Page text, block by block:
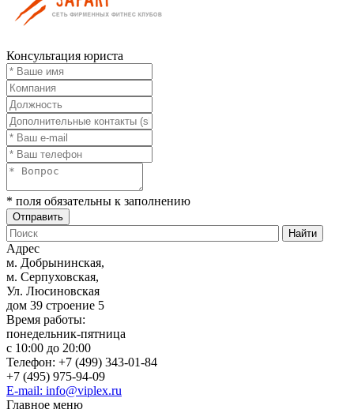
Консультация юриста
* поля обязательны к заполнению
Адрес
м. Добрынинская,
м. Серпуховская,
Ул. Люсиновская
дом 39 строение 5
Время работы:
понедельник-пятница
с 10:00 до 20:00
Телефон: +7 (499) 343-01-84
+7 (495) 975-94-09
E-mail: info@viplex.ru
Главное меню